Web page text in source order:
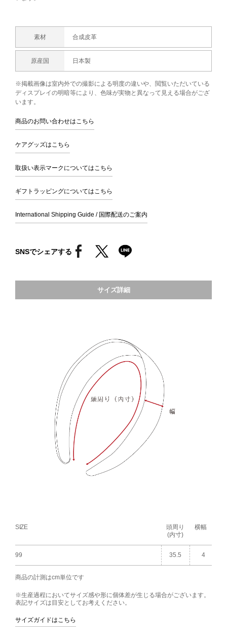
素材 合成皮革
原産国 日本製
※掲載画像は室内外での撮影による明度の違いや、閲覧いただいている
ディスプレイの明暗等により、色味が実物と異なって見える場合がござ
います。
商品のお問い合わせはこちら
ケアグッズはこちら
取扱い表示マークについてはこちら
ギフトラッピングについてはこちら
International Shipping Guide / 国際配送のご案内
SNSでシェアする
サイズ詳細
SIZE
頭周り
(内寸)
横幅
99 35.5 4
商品の計測はcm単位です
※生産過程においてサイズ感や形に個体差が生じる場合がございます。
表記サイズは目安としてお考えください。
サイズガイドはこちら